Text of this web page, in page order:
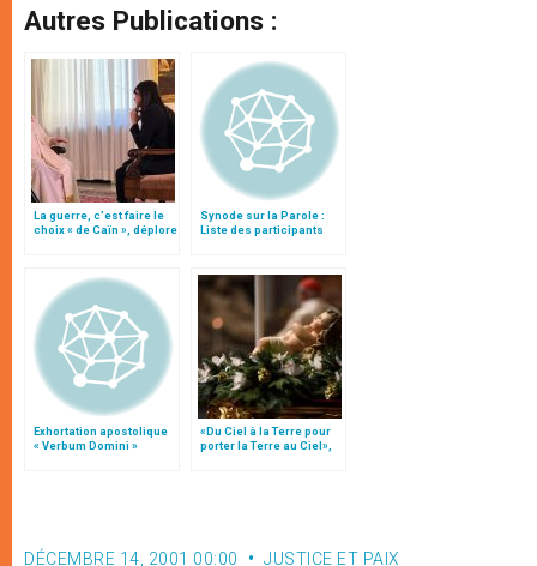
Autres Publications :
La guerre, c’est faire le
choix « de Caïn », déplore
Synode sur la Parole :
Liste des participants
Exhortation apostolique
« Verbum Domini »
«Du Ciel à la Terre pour
porter la Terre au Ciel»,
DÉCEMBRE 14, 2001 00:00 JUSTICE ET PAIX